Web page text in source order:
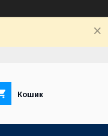
Кошик